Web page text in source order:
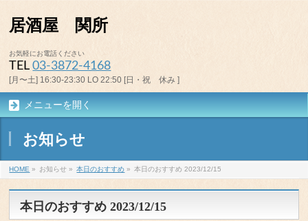
居酒屋 関所
お気軽にお電話ください
TEL03-3872-4168
[月〜土] 16:30-23:30 LO 22:50 [日・祝 休み ]
メニューを開く
お知らせ
HOME » お知らせ » 本日のおすすめ » 本日のおすすめ 2023/12/15
本日のおすすめ 2023/12/15